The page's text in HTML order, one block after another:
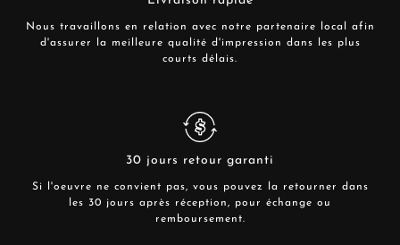
Nous travaillons en relation avec notre partenaire local afin
d'assurer la meilleure qualité d'impression dans les plus
courts délais.
30 jours retour garanti
Si l'oeuvre ne convient pas, vous pouvez la retourner dans
les 30 jours après réception, pour échange ou
remboursement.